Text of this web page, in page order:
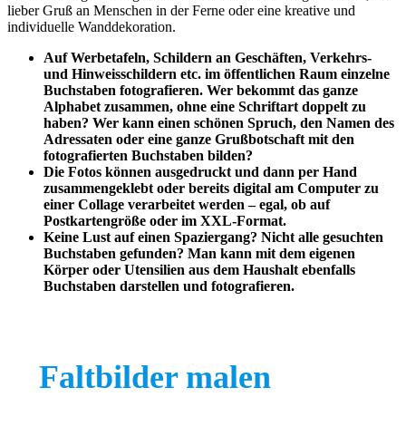
lieber Gruß an Menschen in der Ferne oder eine kreative und
individuelle Wanddekoration.
Auf Werbetafeln, Schildern an Geschäften, Verkehrs-
und Hinweisschildern etc. im öffentlichen Raum einzelne
Buchstaben fotografieren. Wer bekommt das ganze
Alphabet zusammen, ohne eine Schriftart doppelt zu
haben? Wer kann einen schönen Spruch, den Namen des
Adressaten oder eine ganze Grußbotschaft mit den
fotografierten Buchstaben bilden?
Die Fotos können ausgedruckt und dann per Hand
zusammengeklebt oder bereits digital am Computer zu
einer Collage verarbeitet werden – egal, ob auf
Postkartengröße oder im XXL-Format.
Keine Lust auf einen Spaziergang? Nicht alle gesuchten
Buchstaben gefunden? Man kann mit dem eigenen
Körper oder Utensilien aus dem Haushalt ebenfalls
Buchstaben darstellen und fotografieren.
Faltbilder malen